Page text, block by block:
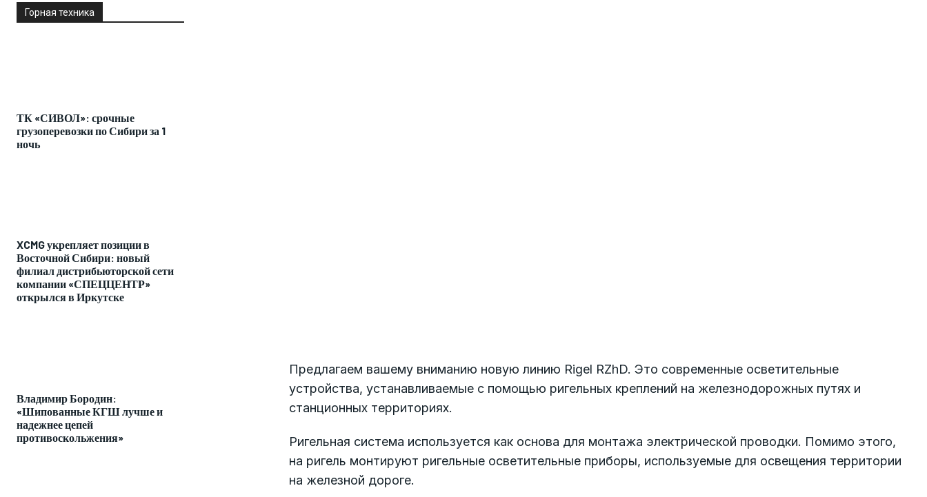
Горная техника
ТК «СИВОЛ»: срочные
грузоперевозки по Сибири за 1
ночь
XCMG укрепляет позиции в
Восточной Сибири: новый
филиал дистрибьюторской сети
компании «СПЕЦЦЕНТР»
открылся в Иркутске
Владимир Бородин:
«Шипованные КГШ лучше и
надежнее цепей
противоскольжения»
Предлагаем вашему вниманию новую линию Rigel RZhD. Это современные осветительные
устройства, устанавливаемые с помощью ригельных креплений на железнодорожных путях и
станционных территориях.
Ригельная система используется как основа для монтажа электрической проводки. Помимо этого,
на ригель монтируют ригельные осветительные приборы, используемые для освещения территории
на железной дороге.